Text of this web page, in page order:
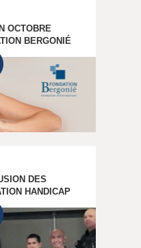
OCTOBRE
BERGONIÉ
DES
HANDICAP